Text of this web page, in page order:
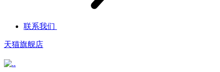
联系我们
天猫旗舰店